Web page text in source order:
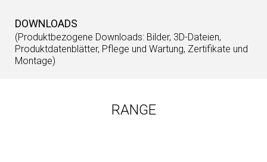
DOWNLOADS
(Produktbezogene Downloads: Bilder, 3D-Dateien,
Produktdatenblätter, Pflege und Wartung, Zertifikate und
Montage)
RANGE